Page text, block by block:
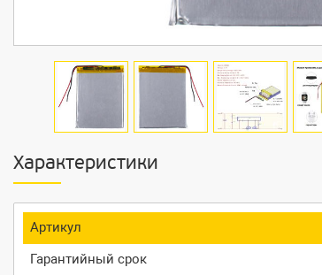
Характеристики
Артикул
Гарантийный срок